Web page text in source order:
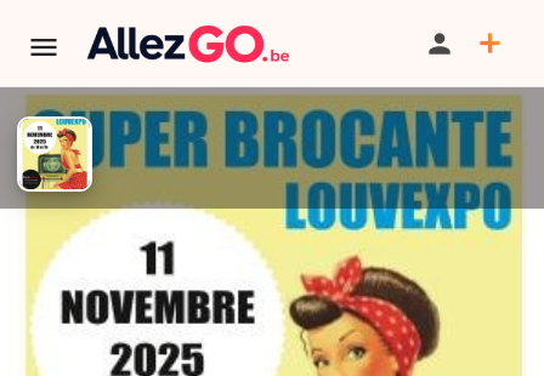
TERMINÉ:
Cet événement est terminé. Retrouver d'autres
événements similaires ci-dessous ou dans notre annuaire.
Super Brocante DE Lalouvière